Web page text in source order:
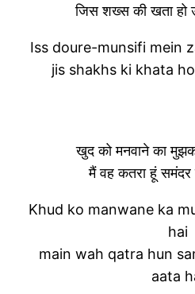
जिस शख्स की खता हो
Iss doure-munsifi mein
jis shakhs ki khata
खुद को मनवाने का
मैं वह कतरा हूं
Khud ko manwane ka
hai
main wah qatra hun
aata